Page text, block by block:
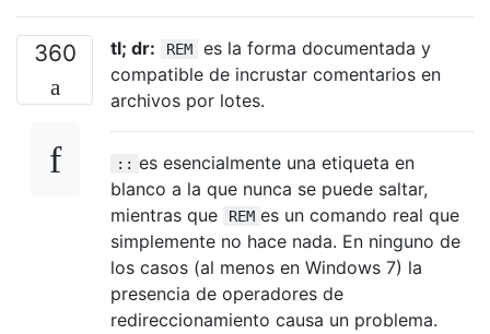
360 tl; dr: REM
es la forma documentada y
compatible de incrustar comentarios en
archivos por lotes.
:: es esencialmente una etiqueta en
blanco a la que nunca se puede saltar,
mientras que
REM es un comando real que
simplemente no hace nada. En ninguno de
los casos (al menos en Windows 7) la
presencia de operadores de
redireccionamiento causa un problema.